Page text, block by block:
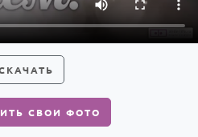
СВОИ ФОТО